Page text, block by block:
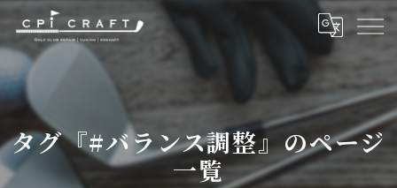
タグ『#バランス調整』のページ
一覧